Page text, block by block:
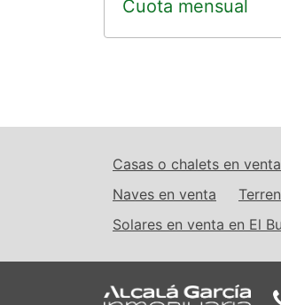
Cuota mensual
Casas o chalets en venta
Naves en venta
Solares en venta en El